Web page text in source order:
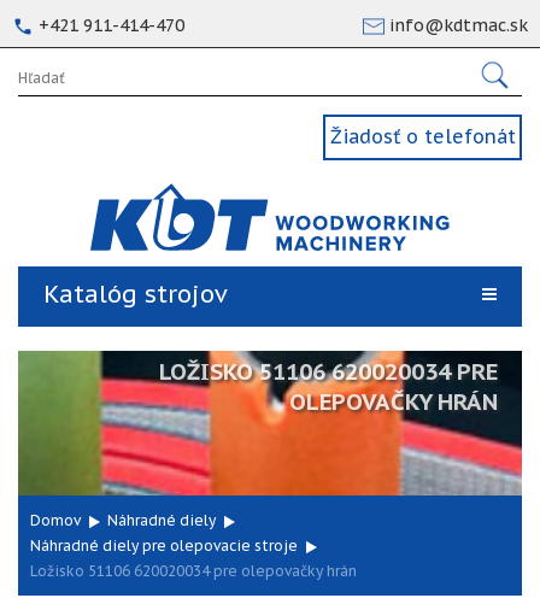
+421 911-414-470 info@kdtmac.sk
Žiadosť o telefonát
Katalóg strojov
LOŽISKO 51106 620020034 PRE
OLEPOVAČKY HRÁN
Domov
Náhradné diely
Náhradné diely pre olepovacie stroje
Ložisko 51106 620020034 pre olepovačky hrán